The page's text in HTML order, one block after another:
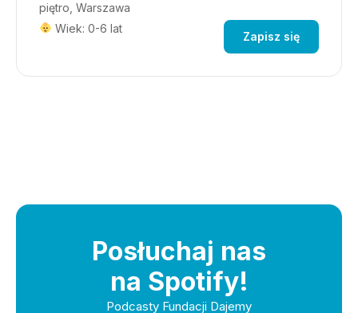
piętro, Warszawa
Wiek: 0-6 lat
Zapisz się
Posłuchaj nas
na Spotify!
Podcasty Fundacji Dajemy